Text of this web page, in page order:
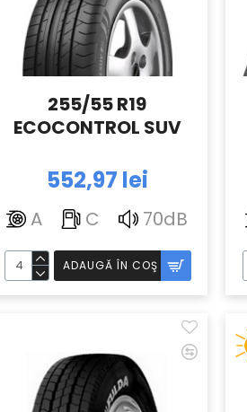
255/55 R19
ECOCONTROL SUV
552,97 lei
A C 70dB
ADAUGĂ ÎN COŞ